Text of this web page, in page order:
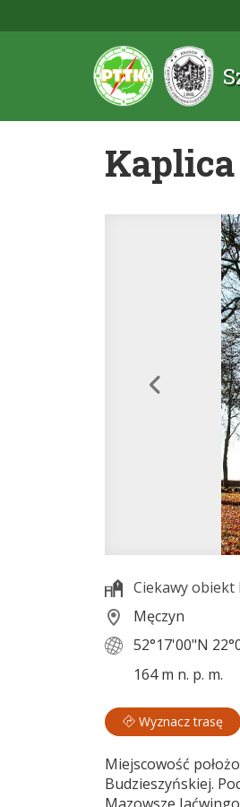
Ciekawy obiekt
Męczyn
52°17'00"N
164 m n. p. m.
Wyznacz trasę
Miejscowość
Budzieszyńskiej.